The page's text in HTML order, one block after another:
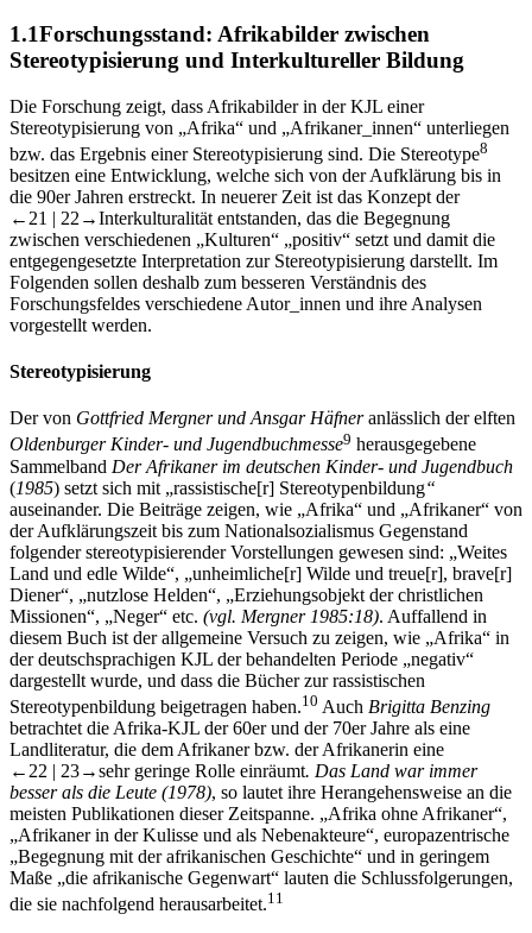
1.1Forschungsstand: Afrikabilder zwischen
Stereotypisierung und Interkultureller Bildung
Die Forschung zeigt, dass Afrikabilder in der KJL einer
Stereotypisierung von „Afrika“ und „Afrikaner_innen“ unterliegen
bzw. das Ergebnis einer Stereotypisierung sind. Die Stereotype8
besitzen eine Entwicklung, welche sich von der Aufklärung bis in
die 90er Jahren erstreckt. In neuerer Zeit ist das Konzept der
←21 | 22→Interkulturalität entstanden, das die Begegnung
zwischen verschiedenen „Kulturen“ „positiv“ setzt und damit die
entgegengesetzte Interpretation zur Stereotypisierung darstellt. Im
Folgenden sollen deshalb zum besseren Verständnis des
Forschungsfeldes verschiedene Autor_innen und ihre Analysen
vorgestellt werden.
Stereotypisierung
Der von Gottfried Mergner und Ansgar Häfneranlässlich der elften
Oldenburger Kinder- und Jugendbuchmesse9 herausgegebene
Sammelband Der Afrikaner im deutschen Kinder- und Jugendbuch
(1985) setzt sich mit „rassistische[r]‌ Stereotypenbildung“
auseinander. Die Beiträge zeigen, wie „Afrika“ und „Afrikaner“ von
der Aufklärungszeit bis zum Nationalsozialismus Gegenstand
folgender stereotypisierender Vorstellungen gewesen sind: „Weites
Land und edle Wilde“, „unheimliche[r] Wilde und treue[r], brave[r]
Diener“, „nutzlose Helden“, „Erziehungsobjekt der christlichen
Missionen“, „Neger“ etc. (vgl. Mergner 1985:18). Auffallend in
diesem Buch ist der allgemeine Versuch zu zeigen, wie „Afrika“ in
der deutschsprachigen KJL der behandelten Periode „negativ“
dargestellt wurde, und dass die Bücher zur rassistischen
Stereotypenbildung beigetragen haben.10 Auch Brigitta Benzing
betrachtet die Afrika-KJL der 60er und der 70er Jahre als eine
Landliteratur, die dem Afrikaner bzw. der Afrikanerin eine
←22 | 23→sehr geringe Rolle einräumt. Das Land war immer
besser als die Leute (1978), so lautet ihre Herangehensweise an die
meisten Publikationen dieser Zeitspanne. „Afrika ohne Afrikaner“,
„Afrikaner in der Kulisse und als Nebenakteure“, europazentrische
„Begegnung mit der afrikanischen Geschichte“ und in geringem
Maße „die afrikanische Gegenwart“ lauten die Schlussfolgerungen,
die sie nachfolgend herausarbeitet.11